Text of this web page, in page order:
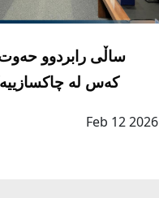
كه‌س له‌
Feb 12 2026